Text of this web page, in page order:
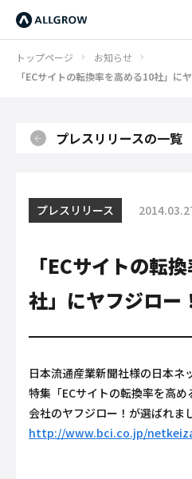
トップページ
お知らせ
「ECサイトの転換率を高める10社」に
プレスリリースの一覧
プレスリリース
「ECサイトの転
社」にヤフジロー
日本流通産業新聞社様の日本ネ
特集「ECサイトの転換率を高
会社のヤフジロー！が選ばれま
http://www.bci.co.jp/